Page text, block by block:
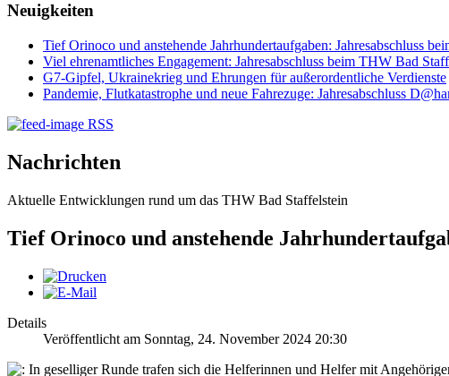
Neuigkeiten
Tief Orinoco und anstehende Jahrhundertaufgaben: Jahresabschluss
Viel ehrenamtliches Engagement: Jahresabschluss beim THW Bad
G7-Gipfel, Ukrainekrieg und Ehrungen für außerordentliche Verdienste
Pandemie, Flutkatastrophe und neue Fahrezuge: Jahresabschluss
RSS
Nachrichten
Aktuelle Entwicklungen rund um das THW Bad Staffelstein
Tief Orinoco und anstehende
Details
Veröffentlicht am Sonntag, 24. November 2024 20:30